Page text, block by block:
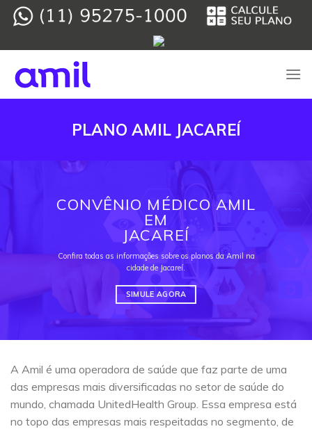
Skip
PLANO AMIL JACAREÍ
CONVÊNIO MÉDICO AMIL
EM
JACAREÍ
Confira todas as informações sobre os planos da Amil na
cidade de Jacareí.
SIMULE AGORA
A Amil é uma operadora de saúde que faz parte de uma
das empresas mais diversificadas no setor de saúde do
mundo, chamada UnitedHealth Group. Essa empresa está
no topo das empresas mais respeitadas no segmento, de